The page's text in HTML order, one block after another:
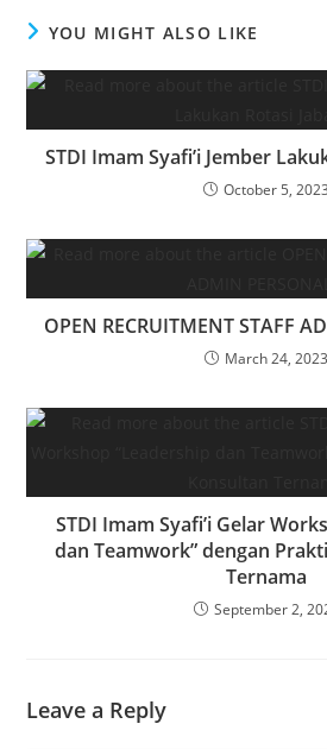
YOU MIGHT ALSO LIKE
STDI Imam Syafi’i Jember
October 5, 2023
OPEN RECRUITMENT STAFF
March 24, 2023
STDI Imam Syafi’i Gelar
dan Teamwork” dengan
Ternama
September 2,
Leave a Reply